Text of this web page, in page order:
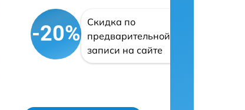
-20%
Скидка по
предварительной
записи на сайте